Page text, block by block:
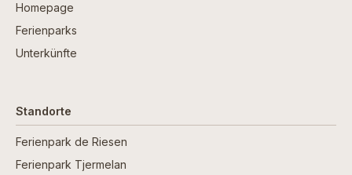
Homepage
Ferienparks
Unterkünfte
Standorte
Ferienpark de Riesen
Ferienpark Tjermelan